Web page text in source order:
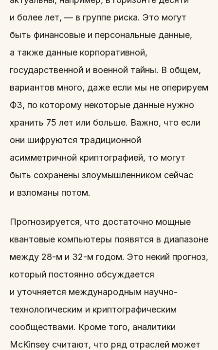
и более лет, — в группе риска. Это могут
быть финансовые и персональные данные,
а также данные корпоративной,
государственной и военной тайны. В общем,
вариантов много, даже если мы не оперируем
ФЗ, по которому некоторые данные нужно
хранить 75 лет или больше. Важно, что если
они шифруются традиционной
асимметричной криптографией, то могут
быть сохранены злоумышленником сейчас
и взломаны потом.
Прогнозируется, что достаточно мощные
квантовые компьютеры появятся в диапазоне
между 28-м и 32-м годом. Это некий прогноз,
который постоянно обсуждается
и уточняется международным научно-
технологическим и криптографическим
сообществами. Кроме того, аналитики
McKinsey считают, что ряд отраслей может